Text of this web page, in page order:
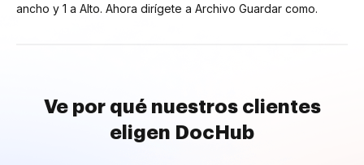
ancho y 1 a Alto. Ahora dirígete a Archivo Guardar como.
Ve por qué nuestros clientes
eligen DocHub